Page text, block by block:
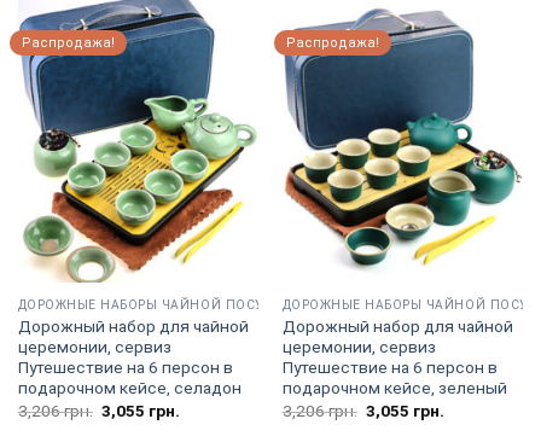
Распродажа!
ДОРОЖНЫЕ НАБОРЫ ЧАЙНОЙ ПОСУДЫ
Дорожный набор для чайной
церемонии, сервиз
Путешествие на 6 персон в
подарочном кейсе, селадон
3,206грн. Первоначальная
цена
3,055 грн.
Распродажа!
ДОРОЖНЫЕ НАБОРЫ ЧАЙНОЙ
Дорожный набор для чайной
церемонии, сервиз
Путешествие на 6 персон в
подарочном кейсе, зеленый
3,206грн. Первоначальная
цена
3,055 грн.